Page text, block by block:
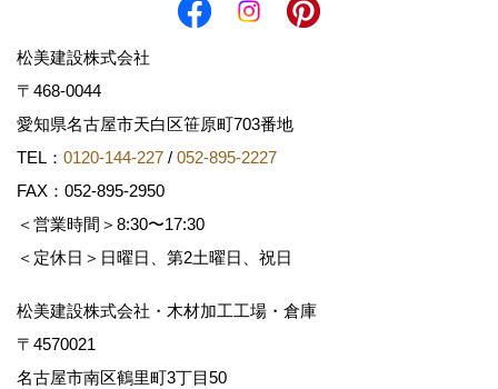
松美建設株式会社
〒468-0044
愛知県名古屋市天白区笹原町703番地
TEL： 0120-144-227 / 052-895-2227
FAX：052-895-2950
＜営業時間＞8:30〜17:30
＜定休日＞日曜日、第2土曜日、祝日
松美建設株式会社・木材加工工場・倉庫
〒4570021
名古屋市南区鶴里町3丁目50